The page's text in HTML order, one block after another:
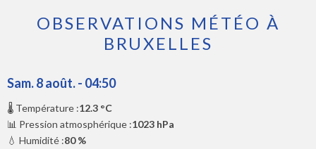
OBSERVATIONS MÉTÉO À
BRUXELLES
Sam. 8 août. - 04:50
🌡️ Température :12.3 °C
📊 Pression atmosphérique :1023 hPa
💧 Humidité :80 %